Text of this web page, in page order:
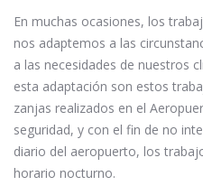
En muchas ocasiones, los
nos adaptemos a las
a las necesidades de nuestros
esta adaptación son estos
zanjas realizados en el
seguridad, y con el fin de no
diario del aeropuerto, los
horario nocturno.